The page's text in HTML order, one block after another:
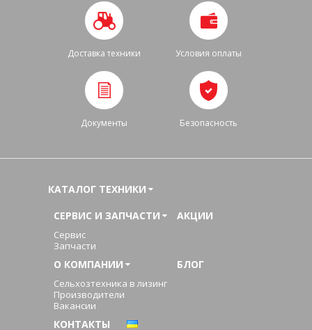
Доставка техники Условия оплаты
Документы Безопасность
КАТАЛОГ ТЕХНИКИ
СЕРВИС И ЗАПЧАСТИ
Сервис
Запчасти
АКЦИИ
О КОМПАНИИ
Сельхозтехника в лизинг
Производители
Вакансии
БЛОГ
КОНТАКТЫ